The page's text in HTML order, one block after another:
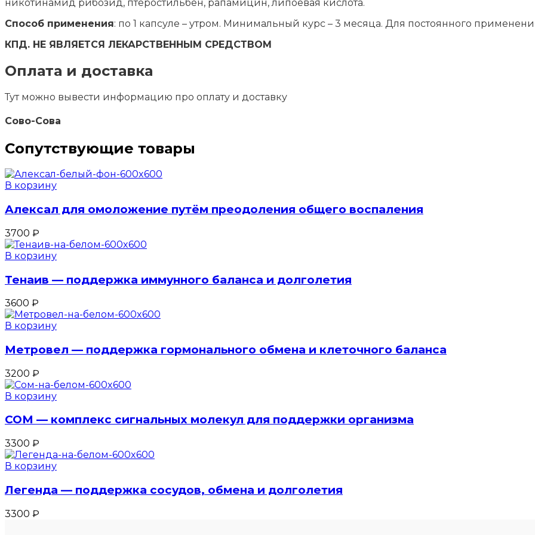
никотинамид рибозид, птеростильбен, рапамицин, липоевая кислота.
Способ применения: по 1 капсуле – утром. Минимальный курс – 3 месяца. Для постоянного
КПД. НЕ ЯВЛЯЕТСЯ ЛЕКАРСТВЕННЫМ СРЕДСТВОМ
Оплата и доставка
Тут можно вывести информацию про оплату и доставку
Сово-Сова
Сопутствующие товары
В корзину
Алексал для омоложение путём преодоления общего воспаления
3700 ₽
В корзину
Тенаив — поддержка иммунного баланса и долголетия
3600 ₽
В корзину
Метровел — поддержка гормонального обмена и клеточного баланса
3200 ₽
В корзину
СОМ — комплекс сигнальных молекул для поддержки организма
3300 ₽
В корзину
Легенда — поддержка сосудов, обмена и долголетия
3300 ₽